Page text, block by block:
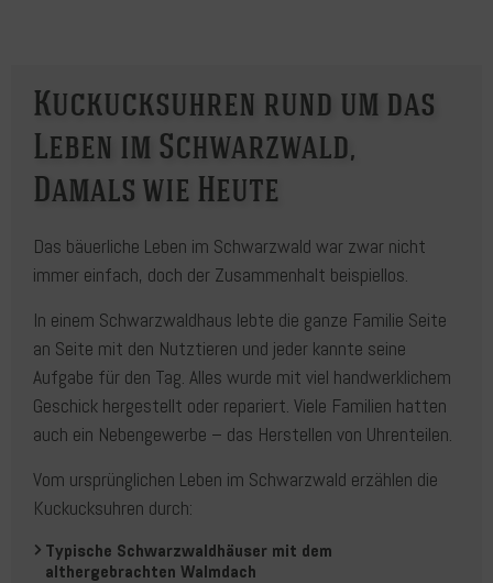
Kuckucksuhren rund um das
Leben im Schwarzwald,
Damals wie Heute
Das bäuerliche Leben im Schwarzwald war zwar nicht
immer einfach, doch der Zusammenhalt beispiellos.
In einem Schwarzwaldhaus lebte die ganze Familie Seite
an Seite mit den Nutztieren und jeder kannte seine
Aufgabe für den Tag. Alles wurde mit viel handwerklichem
Geschick ­hergestellt oder repariert. Viele Familien hatten
auch ein Nebengewerbe – das Herstellen von Uhrenteilen.
Vom ursprünglichen Leben im Schwarzwald erzählen die
Kuckucksuhren durch:
Typische Schwarzwaldhäuser mit dem
althergebrachten Walmdach